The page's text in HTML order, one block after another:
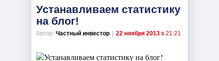
Устанавливаем статистику
на блог!
Автор: Частный инвестор 22 ноября 2013 в 21:21